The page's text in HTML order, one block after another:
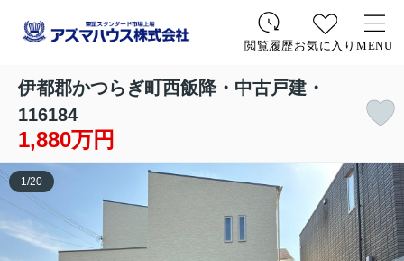
閲覧履歴お気に入り MENU
伊都郡かつらぎ町西飯降・中古戸建・
116184
1,880万円
1 /20